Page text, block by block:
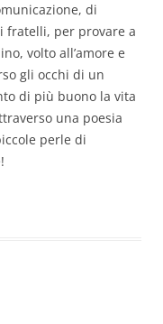
di
fratelli, per provare a
volto all’amore e
gli occhi di un
di più buono la vita
una poesia
perle di